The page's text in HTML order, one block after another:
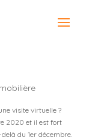
visite virtuelle ?
2020 et il est fort
du 1er décembre.